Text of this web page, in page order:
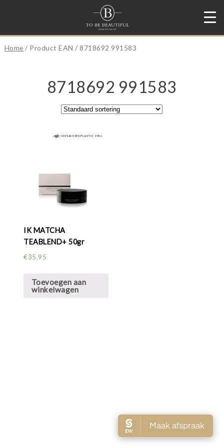
Home / Product EAN / 8718692 991583
8718692 991583
IK MATCHA
TEABLEND+ 50gr
€35.95
Toevoegen aan
winkelwagen